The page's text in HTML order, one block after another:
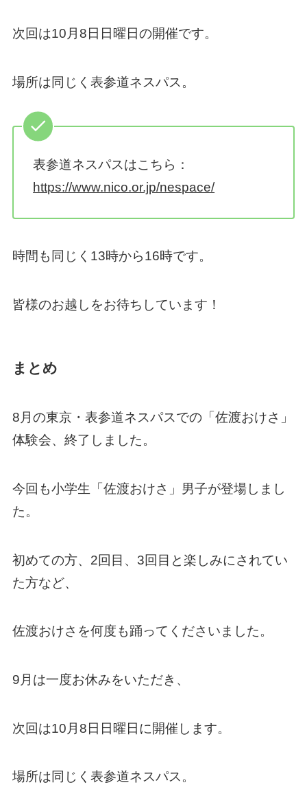
次回は10月8日日曜日の開催です。
場所は同じく表参道ネスパス。
表参道ネスパスはこちら：
https://www.nico.or.jp/nespace/
時間も同じく13時から16時です。
皆様のお越しをお待ちしています！
まとめ
8月の東京・表参道ネスパスでの「佐渡おけさ」
体験会、終了しました。
今回も小学生「佐渡おけさ」男子が登場しまし
た。
初めての方、2回目、3回目と楽しみにされてい
た方など、
佐渡おけさを何度も踊ってくださいました。
9月は一度お休みをいただき、
次回は10月8日日曜日に開催します。
場所は同じく表参道ネスパス。